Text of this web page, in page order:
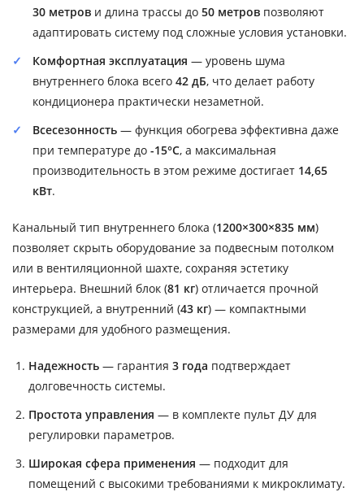
30 метров и длина трассы до 50 метров позволяют
адаптировать систему под сложные условия установки.
Комфортная эксплуатация — уровень шума
внутреннего блока всего 42 дБ, что делает работу
кондиционера практически незаметной.
Всесезонность — функция обогрева эффективна даже
при температуре до -15°C, а максимальная
производительность в этом режиме достигает 14,65
кВт.
Канальный тип внутреннего блока (1200×300×835 мм)
позволяет скрыть оборудование за подвесным потолком
или в вентиляционной шахте, сохраняя эстетику
интерьера. Внешний блок (81 кг) отличается прочной
конструкцией, а внутренний (43 кг) — компактными
размерами для удобного размещения.
Надежность — гарантия 3 года подтверждает
долговечность системы.
Простота управления — в комплекте пульт ДУ для
регулировки параметров.
Широкая сфера применения — подходит для
помещений с высокими требованиями к микроклимату.